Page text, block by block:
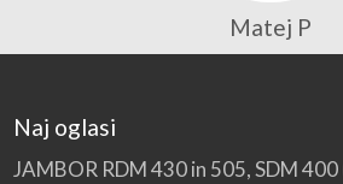
Matej P
Naj oglasi
JAMBOR RDM 430 in 505, SDM 400